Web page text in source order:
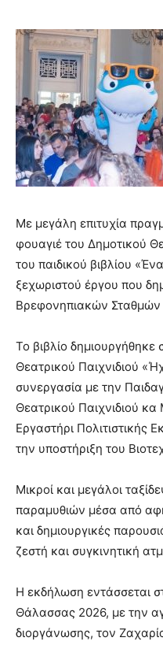
Με μεγάλη επιτυχία
φουαγιέ του Δημοτικού
του παιδικού βιβλίου
ξεχωριστού έργου που
Βρεφονηπιακών Σταθμών
Το βιβλίο
Θεατρικού Παιχνιδιού
συνεργασία με την
Θεατρικού Παιχνιδιού
Εργαστήρι Πολιτιστικής
την υποστήριξη του
Μικροί και μεγάλοι
παραμυθιών μέσα από
και δημιουργικές
ζεστή και συγκινητική
Η εκδήλωση εντάσσεται
Θάλασσας 2026, με την
διοργάνωσης, τον